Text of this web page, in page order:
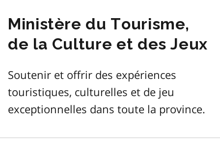
Ministère du Tourisme,
de la Culture et des Jeux
Soutenir et offrir des expériences
touristiques, culturelles et de jeu
exceptionnelles dans toute la province.